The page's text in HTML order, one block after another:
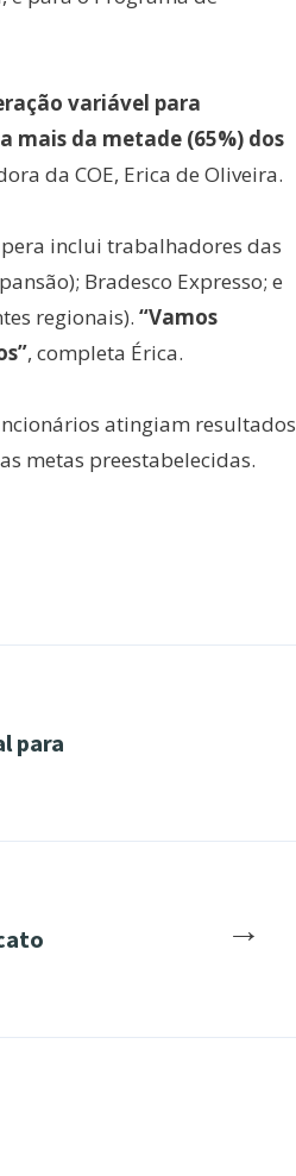
variável para
mais da metade (65%) dos
da COE, Erica de Oliveira.
inclui trabalhadores das
Bradesco Expresso; e
regionais). “Vamos
, completa Érica.
atingiam resultados
metas preestabelecidas.
para
→